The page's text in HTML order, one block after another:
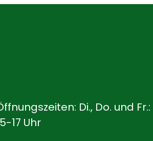
Di., Do. und Fr.:
17 Uhr